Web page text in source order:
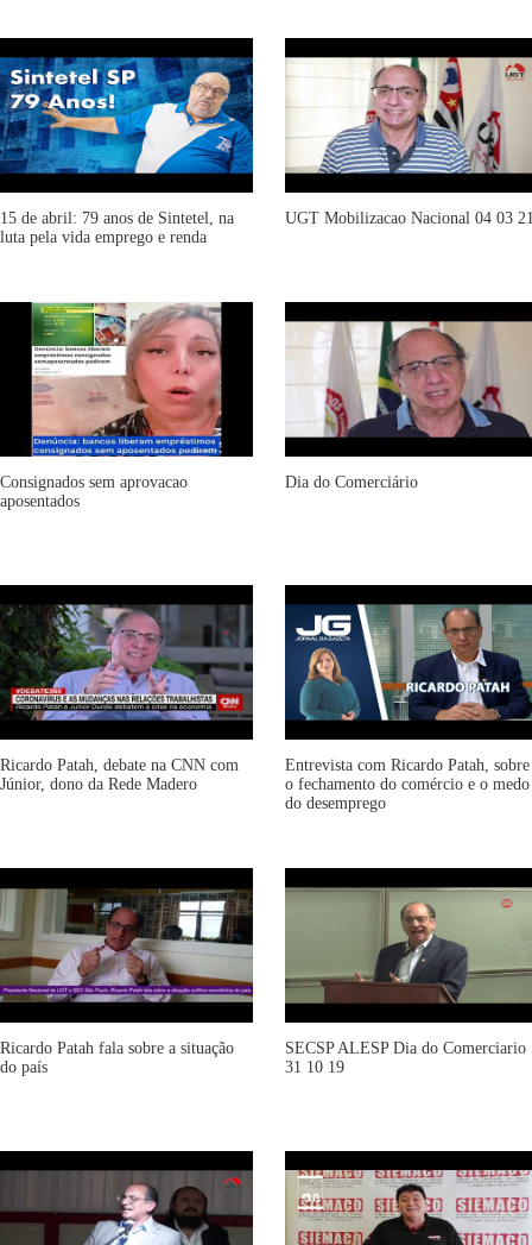
15 de abril: 79 anos de Sintetel, na
luta pela vida emprego e renda
UGT Mobilizacao Nacional 04 03
Consignados sem aprovacao
aposentados
Dia do Comerciário
Ricardo Patah, debate na CNN com
Júnior, dono da Rede Madero
Entrevista com Ricardo Patah, sobre
o fechamento do comércio e o medo
do desemprego
Ricardo Patah fala sobre a situação
do país
SECSP ALESP Dia do Comerciario
31 10 19